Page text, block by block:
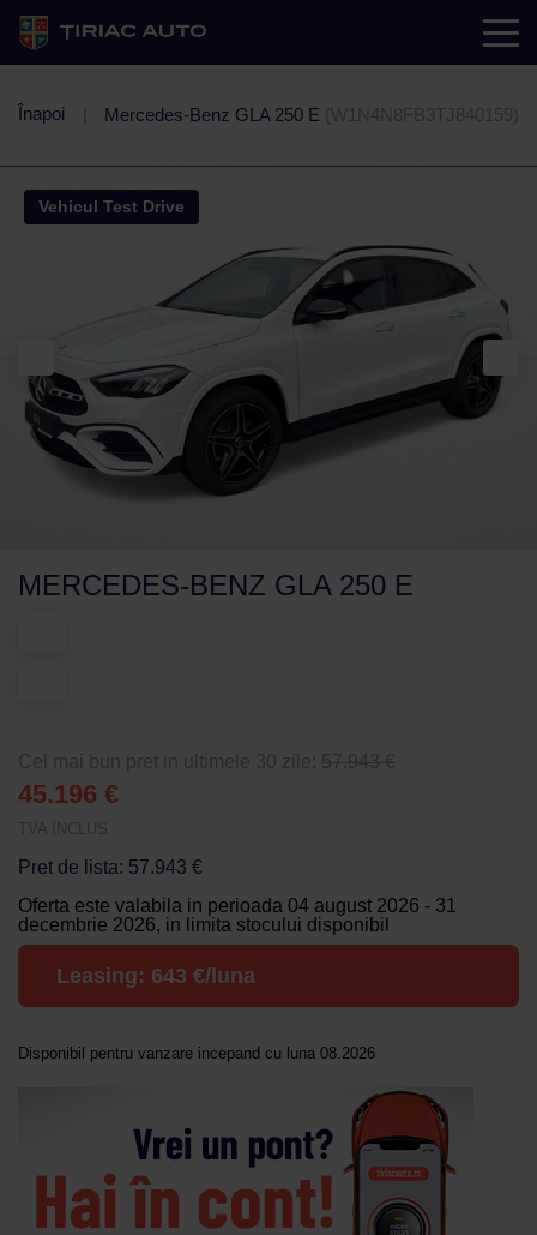
Înapoi Mercedes-Benz GLA 250 E (W1N4N8FB3TJ840159)
Vehicul Test Drive
MERCEDES-BENZ GLA 250 E
Cel mai bun pret in ultimele 30 zile: 57.943 €
45.196 €
TVA INCLUS
Pret de lista: 57.943 €
Oferta este valabila in perioada 04 august 2026 - 31
decembrie 2026, in limita stocului disponibil
Leasing: 643 €/luna
Disponibil pentru vanzare incepand cu luna 08.2026